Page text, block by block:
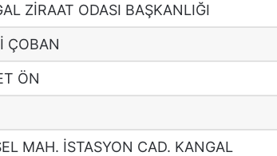
ZİRAAT ODASI BAŞKANLIĞI
ÇOBAN
ÖN
MAH. İSTASYON CAD. KANGAL